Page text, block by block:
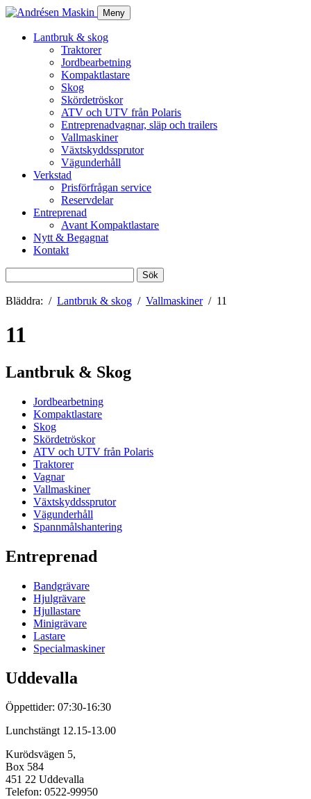
Meny
Lantbruk & skog
Traktorer
Jordbearbetning
Kompaktlastare
Skog
Skördetröskor
ATV och UTV från Polaris
Entreprenadvagnar, släp och trailers
Vallmaskiner
Växtskyddssprutor
Vägunderhåll
Verkstad
Prisförfrågan service
Reservdelar
Entreprenad
Avant Kompaktlastare
Nytt & Begagnat
Kontakt
efter:
Bläddra:
Lantbruk & skog Vallmaskiner 11
11
Lantbruk & Skog
Jordbearbetning
Kompaktlastare
Skog
Skördetröskor
ATV och UTV från Polaris
Traktorer
Vagnar
Vallmaskiner
Växtskyddssprutor
Vägunderhåll
Spannmålshantering
Entreprenad
Bandgrävare
Hjulgrävare
Hjullastare
Minigrävare
Lastare
Specialmaskiner
Uddevalla
Öppettider: 07:30-16:30
Lunchstängt 12.15-13.00
Kurödsvägen 5,
Box 584
451 22 Uddevalla
Telefon: 0522-99950